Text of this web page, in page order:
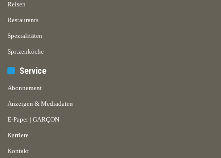
Reisen
Restaurants
Spezialitäten
Spitzenköche
Service
Abonnement
Anzeigen & Mediadaten
E-Paper | GARÇON
Karriere
Kontakt